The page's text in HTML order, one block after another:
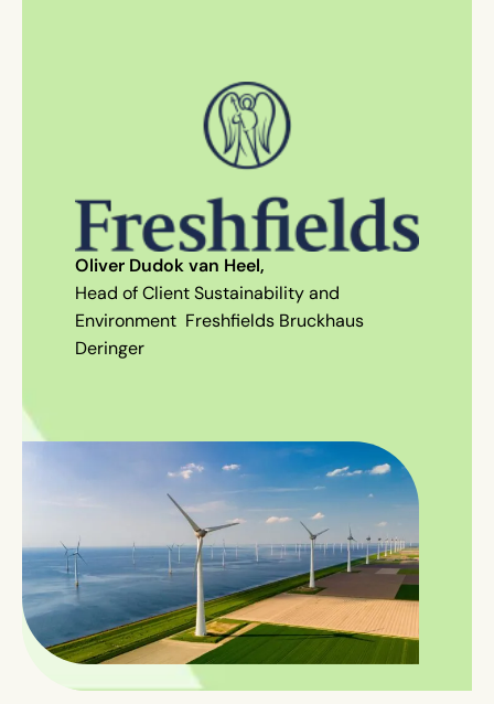
Oliver Dudok van Heel,
Head of Client Sustainability and
Environment Freshfields Bruckhaus
Deringer